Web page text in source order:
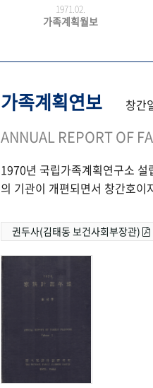
1971.02.
가족계획월보
가족계획연보 창간
ANNUAL REPORT OF
1970년 국립가족계획연구소
의 기관이 개편되면서 창간호이
권두사(김태동 보건사회부장관)